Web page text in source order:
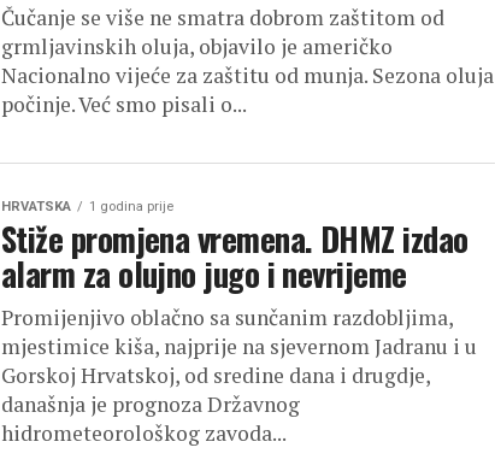
Čučanje se više ne smatra dobrom zaštitom od
grmljavinskih oluja, objavilo je američko
Nacionalno vijeće za zaštitu od munja. Sezona oluja
počinje. Već smo pisali o...
HRVATSKA 1 godina prije
Stiže promjena vremena. DHMZ izdao
alarm za olujno jugo i nevrijeme
Promijenjivo oblačno sa sunčanim razdobljima,
mjestimice kiša, najprije na sjevernom Jadranu i u
Gorskoj Hrvatskoj, od sredine dana i drugdje,
današnja je prognoza Državnog
hidrometeorološkog zavoda...